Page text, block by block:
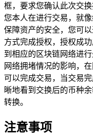
框，要求您确认此次交
您本人在进行交易，就
保障资产的安全，您可
方式完成授权，授权成
到相应的区块链网络进
网络拥堵情况的影响，
可以完成交易，当交易
晰地看到交换后的币种
转换。
注意事项